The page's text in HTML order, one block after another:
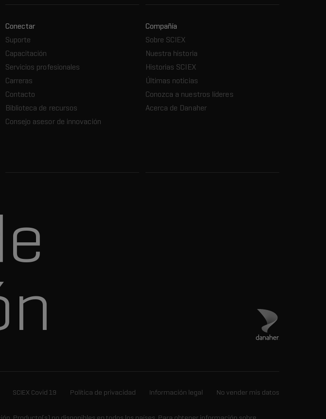
Conectar
Suporte
Capacitación
Servicios profesionales
Carreras
Contacto
Biblioteca de recursos
Consejo asesor de innovación
Compañía
Sobre SCIEX
Nuestra historia
Historias SCIEX
Últimas noticias
Conozca a nuestros líderes
Acerca de Danaher
Visita el sitio de
SCIEX Covid 19 Política de privacidad Información legal No vender mis datos